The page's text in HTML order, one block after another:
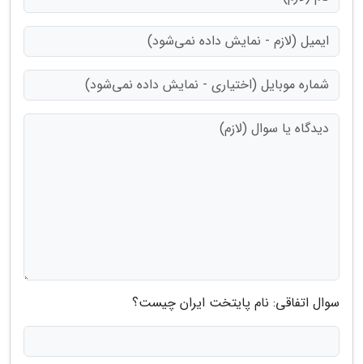
سوال اتفاقی: نام پایتخت ایران چیست؟